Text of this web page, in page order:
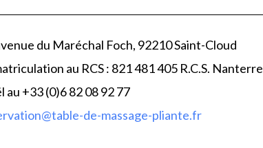
du Maréchal Foch, 92210 Saint-Cloud
au RCS : 821 481 405 R.C.S. Nanterre
au +33 (0)6 82 08 92 77
de-massage-pliante.fr